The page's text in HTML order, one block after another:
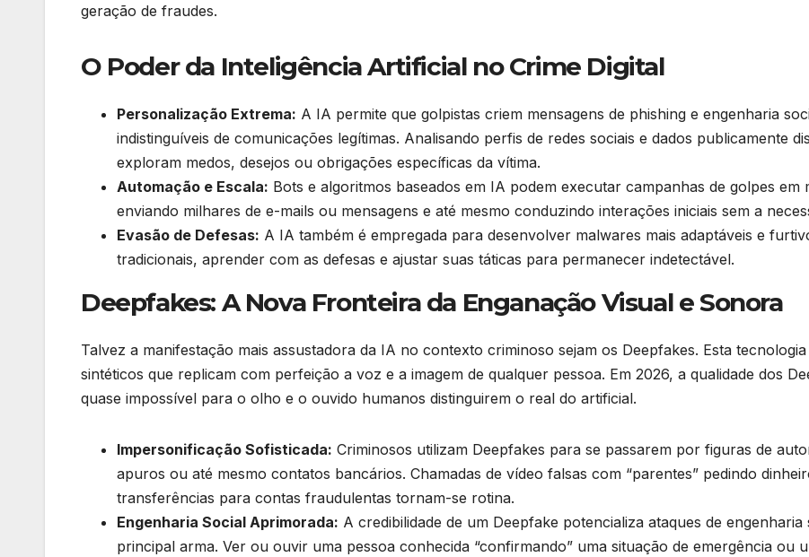
geração de fraudes.
O Poder da Inteligência Artificial no Crime Digital
Personalização Extrema: A IA permite que golpistas criem mensagens de phishing e engenharia
indistinguíveis de comunicações legítimas. Analisando perfis de redes sociais e dados publicamente
exploram medos, desejos ou obrigações específicas da vítima.
Automação e Escala: Bots e algoritmos baseados em IA podem executar campanhas de golpes em
enviando milhares de e-mails ou mensagens e até mesmo conduzindo interações iniciais sem a
Evasão de Defesas: A IA também é empregada para desenvolver malwares mais adaptáveis e
tradicionais, aprender com as defesas e ajustar suas táticas para permanecer indetectável.
Deepfakes: A Nova Fronteira da Enganação Visual e Sonora
Talvez a manifestação mais assustadora da IA no contexto criminoso sejam os Deepfakes. Esta
sintéticos que replicam com perfeição a voz e a imagem de qualquer pessoa. Em 2026, a qualidade dos
quase impossível para o olho e o ouvido humanos distinguirem o real do artificial.
Impersonificação Sofisticada: Criminosos utilizam Deepfakes para se passarem por figuras de
apuros ou até mesmo contatos bancários. Chamadas de vídeo falsas com “parentes” pedindo
transferências para contas fraudulentas tornam-se rotina.
Engenharia Social Aprimorada: A credibilidade de um Deepfake potencializa ataques de
principal arma. Ver ou ouvir uma pessoa conhecida “confirmando” uma situação de emergência ou